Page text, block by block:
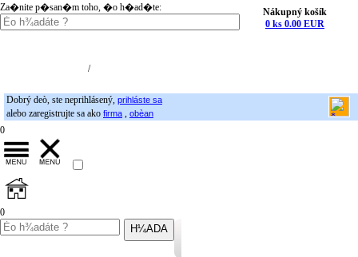
Za�nite p�san�m toho, �o h�ad�te:
Nákupný košík
0 ks 0.00 EUR
/
Dobrý deò, ste neprihlásený, prihláste sa
alebo zaregistrujte sa ako firma obèan
0
0